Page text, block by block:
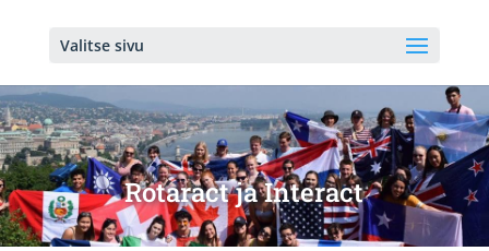
Valitse sivu
Rotaract ja Interact